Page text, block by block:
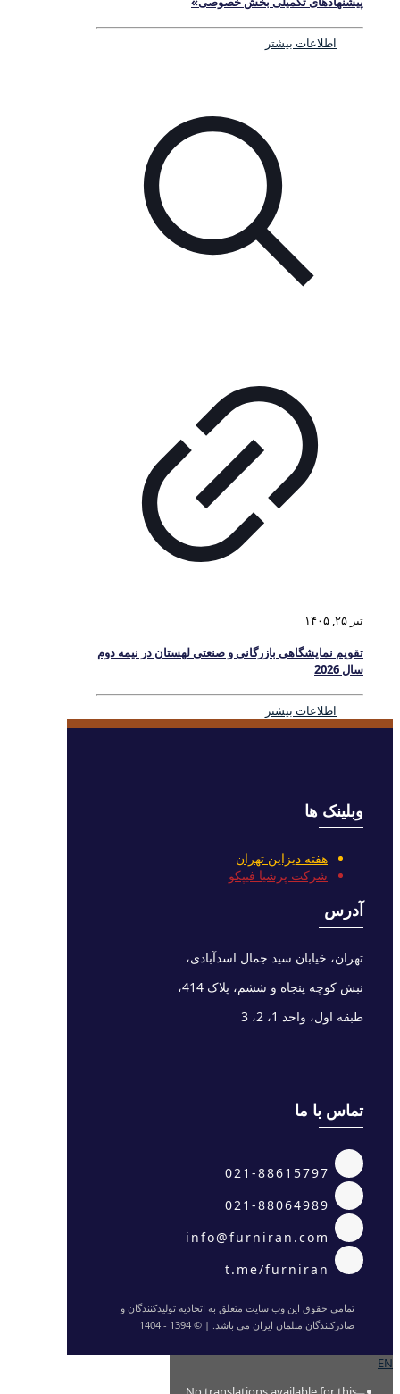
اطلاعات بیشتر
تیر ۲۵, ۱۴۰۵
تقویم نمایشگاهی بازرگانی و صنعتی لهستان در نیمه دوم
سال 2026
اطلاعات بیشتر
وبلینک ها
هفته دیزاین تهران
شرکت پرشیا فیپکو
آدرس
تهران، خیابان سید جمال اسدآبادی،
نبش کوچه پنجاه و ششم، پلاک 414،
طبقه اول، واحد 1، 2، 3
تماس با ما
تمامی حقوق این وب سایت متعلق به اتحادیه تولیدکنندگان و
صادرکنندگان مبلمان ایران می باشد. | © 1394 - 1404
EN